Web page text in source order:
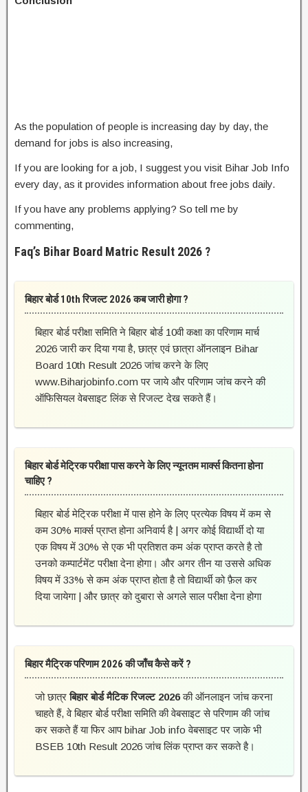
As the population of people is increasing day by day, the
demand for jobs is also increasing,
If you are looking for a job, I suggest you visit Bihar Job Info
every day, as it provides information about free jobs daily.
If you have any problems applying? So tell me by
commenting,
Faq’s Bihar Board Matric Result 2026 ?
बिहार बोर्ड 10th रिजल्ट 2026 कब जारी होगा ?
बिहार बोर्ड परीक्षा समिति ने बिहार बोर्ड 10वी कक्षा का परिणाम मार्च
2026 जारी कर दिया गया है, छात्र एवं छात्रा ऑनलाइन Bihar
Board 10th Result 2026 जांच करने के लिए
www.Biharjobinfo.com पर जाये और परिणाम जांच करने की
ऑफिसियल वेबसाइट लिंक से रिजल्ट देख सकते हैं।
बिहार बोर्ड मेट्रिक परीक्षा पास करने के लिए न्यूनतम मार्क्स कितना होना
चाहिए ?
बिहार बोर्ड मेट्रिक परीक्षा में पास होने के लिए प्रत्येक विषय में कम से
कम 30% मार्क्स प्राप्त होना अनिवार्य है | अगर कोई विद्यार्थी दो या
एक विषय में 30% से एक भी प्रतिशत कम अंक प्राप्त करते है तो
उनको कम्पार्टमेंट परीक्षा देना होगा। और अगर तीन या उससे अधिक
विषय में 33% से कम अंक प्राप्त होता है तो विद्यार्थी को फ़ैल कर
दिया जायेगा | और छात्र को दुबारा से अगले साल परीक्षा देना होगा
बिहार मैट्रिक परिणाम 2026 की जाँच कैसे करें ?
जो छात्रबिहार बोर्ड मैटिक रिजल्ट2026की ऑनलाइन जांच करना
चाहते हैं, वे बिहार बोर्ड परीक्षा समिति की वेबसाइट से परिणाम की जांच
कर सकते हैं या फिर आप bihar Job info वेबसाइट पर जाके भी
BSEB 10th Result 2026 जांच लिंक प्राप्त कर सकते है।